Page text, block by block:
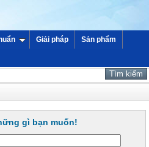
Giải pháp Sản phẩm
gì bạn muốn!